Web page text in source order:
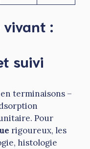
:
suivi
terminaisons –
Pour
rigoureux, les
histologie